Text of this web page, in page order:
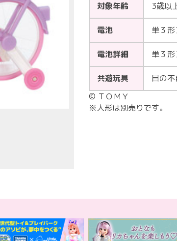
対象年齢 3歳以
電池 単３
電池詳細 単３
共遊玩具
目の
© ＴＯＭＹ
※人形は別売りです。